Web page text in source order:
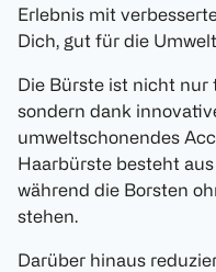
Erlebnis mit
Dich, gut für die
Die Bürste ist nicht nur
sondern dank
umweltschonendes
Haarbürste besteht
während die Borsten
stehen.
Darüber hinaus